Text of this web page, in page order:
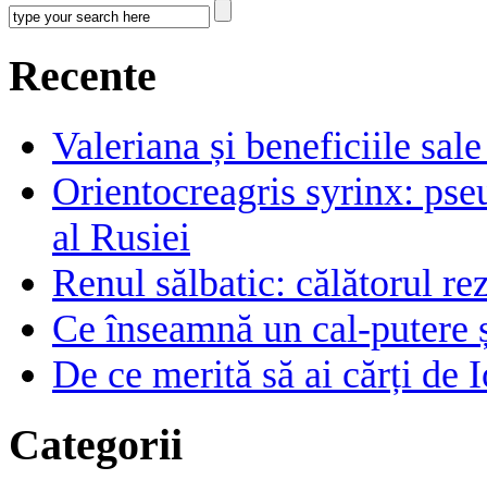
Recente
Valeriana și beneficiile
Orientocreagris syrinx:
al Rusiei
Renul sălbatic: călătorul
Ce înseamnă un cal-putere
De ce merită să ai cărți de
Categorii